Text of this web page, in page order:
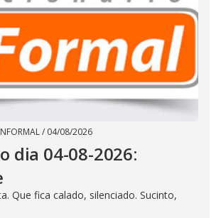
/ 04/08/2026
dia 04-08-2026:
Que fica calado, silenciado. Sucinto,